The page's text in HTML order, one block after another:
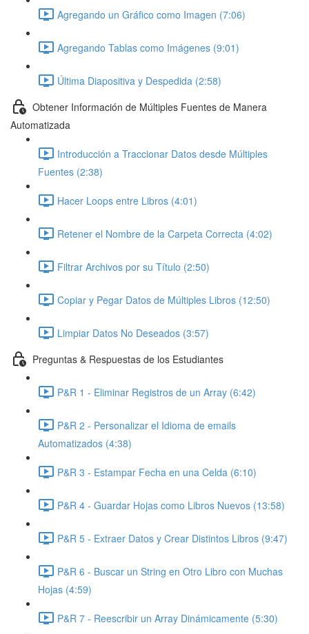
Agregando un Gráfico como Imagen (7:06)
Agregando Tablas como Imágenes (9:01)
Última Diapositiva y Despedida (2:58)
Obtener Información de Múltiples Fuentes de Manera
Automatizada
Introducción a Traccionar Datos desde Múltiples
Fuentes (2:38)
Hacer Loops entre Libros (4:01)
Retener el Nombre de la Carpeta Correcta (4:02)
Filtrar Archivos por su Título (2:50)
Copiar y Pegar Datos de Múltiples Libros (12:50)
Limpiar Datos No Deseados (3:57)
Preguntas & Respuestas de los Estudiantes
P&R 1 - Eliminar Registros de un Array (6:42)
P&R 2 - Personalizar el Idioma de emails
Automatizados (4:38)
P&R 3 - Estampar Fecha en una Celda (6:10)
P&R 4 - Guardar Hojas como Libros Nuevos (13:58)
P&R 5 - Extraer Datos y Crear Distintos Libros (9:47)
P&R 6 - Buscar un String en Otro Libro con Muchas
Hojas (4:59)
P&R 7 - Reescribir un Array Dinámicamente (5:30)